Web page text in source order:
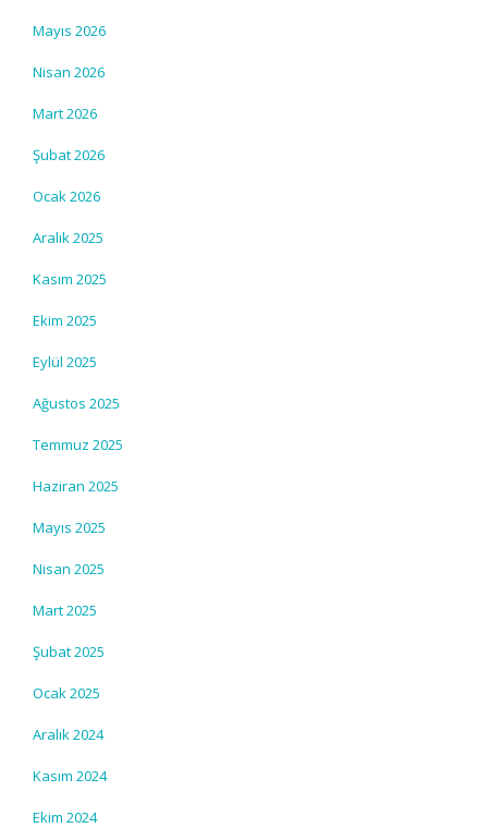
Mayıs 2026
Nisan 2026
Mart 2026
Şubat 2026
Ocak 2026
Aralık 2025
Kasım 2025
Ekim 2025
Eylül 2025
Ağustos 2025
Temmuz 2025
Haziran 2025
Mayıs 2025
Nisan 2025
Mart 2025
Şubat 2025
Ocak 2025
Aralık 2024
Kasım 2024
Ekim 2024